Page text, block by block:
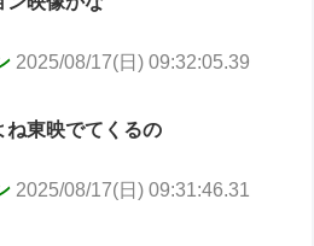
2025/08/17(日) 09:32:05.39
ね東映でてくるの
2025/08/17(日) 09:31:46.31